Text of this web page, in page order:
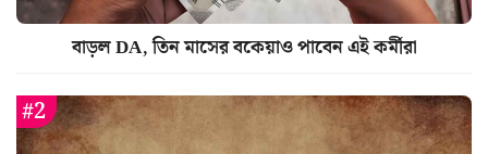
বাড়ল DA, তিন মাসের বকেয়াও পাবেন এই কর্মীরা